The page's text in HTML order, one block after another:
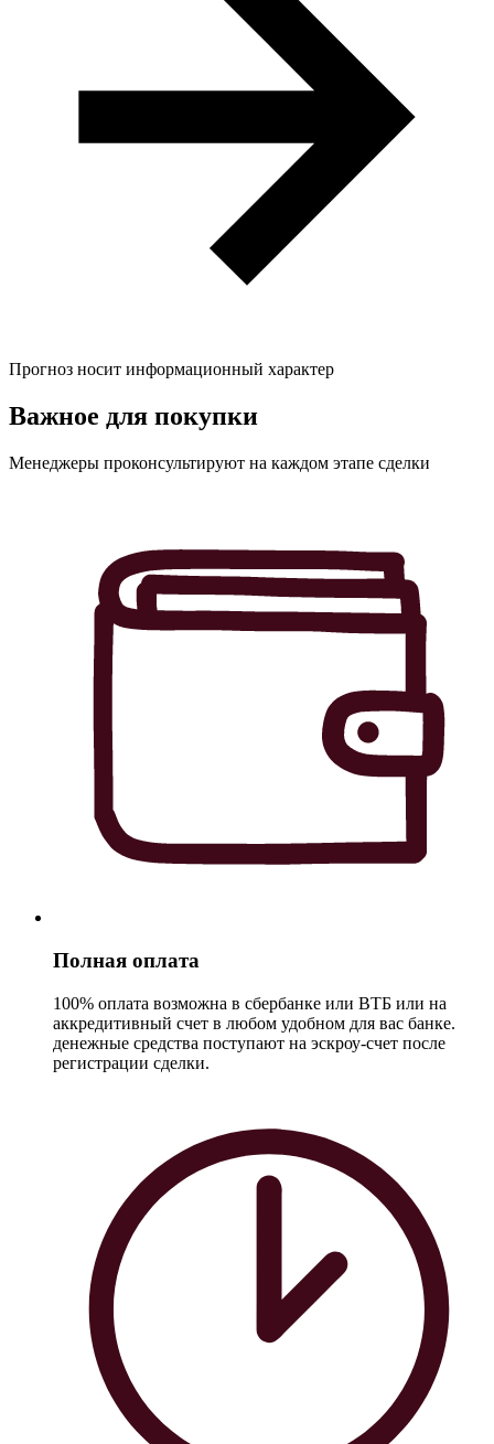
Прогноз носит информационный характер
Важное для покупки
Менеджеры проконсультируют на каждом этапе сделки
Полная оплата
100% оплата возможна в сбербанке или ВТБ или на
аккредитивный счет в любом удобном для вас банке.
денежные средства поступают на эскроу-счет после
регистрации сделки.